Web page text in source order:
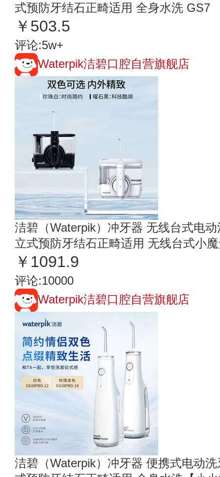
式预防牙结石正畸适用 全身水洗 GS7
￥503.5
评论:5w+
Waterpik洁碧口腔自营旗舰店
洁碧（Waterpik）冲牙器 无线台式电
立式预防牙结石正畸适用 无线台式小
￥1091.9
评论:10000
Waterpik洁碧口腔自营旗舰店
洁碧（Waterpik）冲牙器 便携式电动